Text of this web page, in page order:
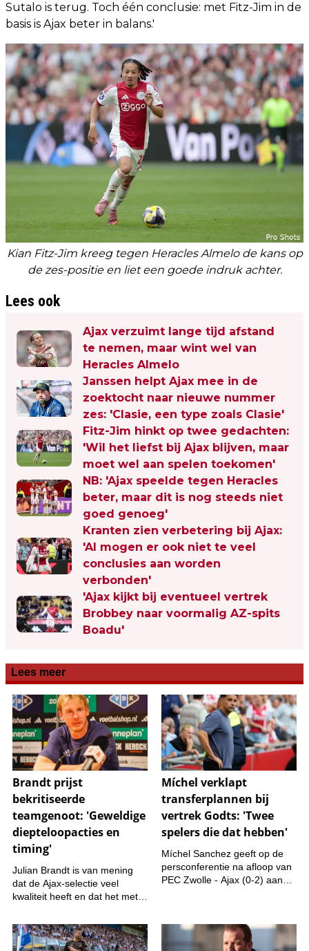
Sutalo is terug. Toch één conclusie: met Fitz-Jim in de
basis is Ajax beter in balans.'
Kian Fitz-Jim kreeg tegen Heracles Almelo de kans op
de zes-positie en liet een goede indruk achter.
Lees ook
Ajax verzuimt lange tijd afstand
te nemen, maar wint wel van
Heracles Almelo
Janssen helpt Ajax mee in de
zoektocht naar nieuwe nummer
zes: 'Clasie, een type zoals Clasie'
Fitz-Jim hinkt op twee gedachten:
'Wil het liefst bij Ajax blijven, maar
moet wel aan spelen toekomen'
NB: 'Ajax speelde tegen Heracles
beter, maar dit is nog steeds niet
goed genoeg'
Kranten zien verbetering bij Ajax:
'Al mogen er ook niet te veel
conclusies aan worden
verbonden'
'Ajax kijkt bij eventueel vertrek
Brobbey naar voormalig AZ-spits
Boadu'